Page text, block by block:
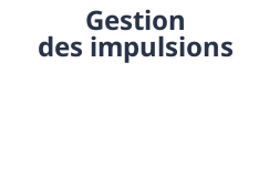
Gestion
des impulsions